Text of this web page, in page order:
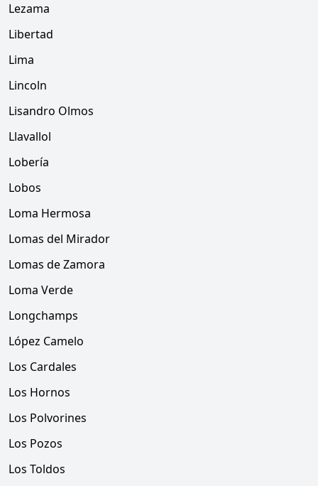
Lezama
Libertad
Lima
Lincoln
Lisandro Olmos
Llavallol
Lobería
Lobos
Loma Hermosa
Lomas del Mirador
Lomas de Zamora
Loma Verde
Longchamps
López Camelo
Los Cardales
Los Hornos
Los Polvorines
Los Pozos
Los Toldos